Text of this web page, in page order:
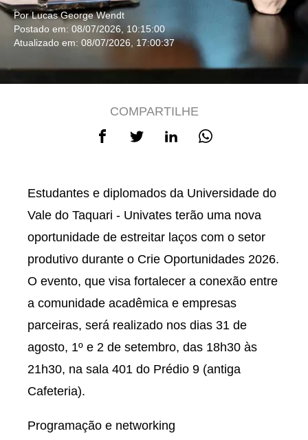
Por Lucas George Wendt
Postado em: 08/07/2026, 10:15:00
Atualizado em: 08/07/2026, 17:00:37
COMPARTILHE
Estudantes e diplomados da Universidade do
Vale do Taquari - Univates terão uma nova
oportunidade de estreitar laços com o setor
produtivo durante o Crie Oportunidades 2026.
O evento, que visa fortalecer a conexão entre
a comunidade acadêmica e empresas
parceiras, será realizado nos dias 31 de
agosto, 1º e 2 de setembro, das 18h30 às
21h30, na sala 401 do Prédio 9 (antiga
Cafeteria).
Programação e networking